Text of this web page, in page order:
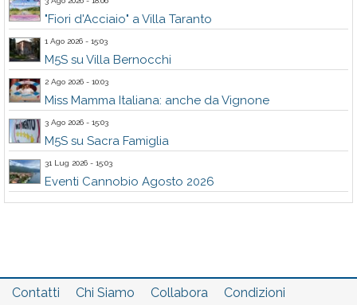
"Fiori d'Acciaio" a Villa Taranto
1 Ago 2026 - 15:03
M5S su Villa Bernocchi
2 Ago 2026 - 10:03
Miss Mamma Italiana: anche da Vignone
3 Ago 2026 - 15:03
M5S su Sacra Famiglia
31 Lug 2026 - 15:03
Eventi Cannobio Agosto 2026
Contatti Chi Siamo Collabora Condizioni